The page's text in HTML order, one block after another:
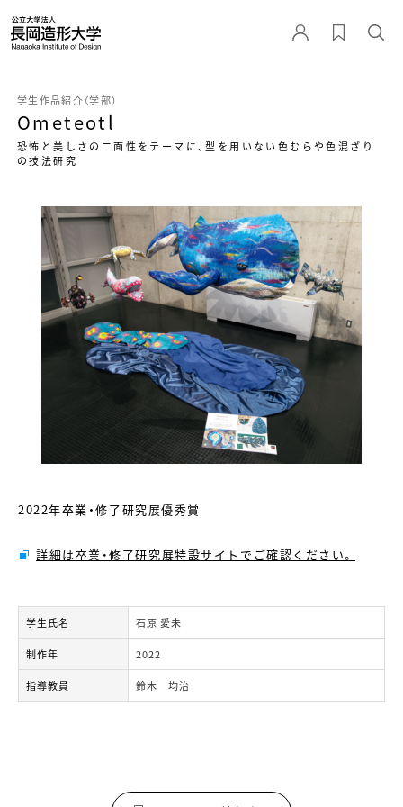
学生作品紹介（学部）
Ometeotl
恐怖と美しさの二面性をテーマに、型を用いない色むらや色混ざり
の技法研究
2022年卒業・修了研究展優秀賞
詳細は卒業・修了研究展特設サイトでご確認ください。
学生氏名 石原 愛未
制作年 2022
指導教員 鈴木 均治